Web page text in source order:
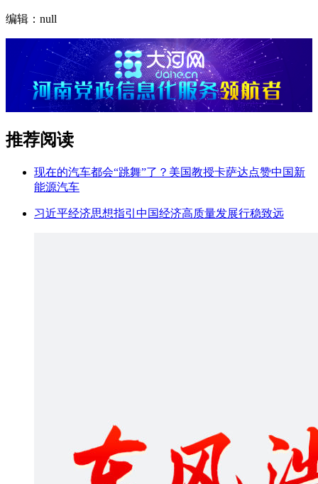
编辑：null
推荐阅读
现在的汽车都会“跳舞”了？美国教授卡萨达点赞中国新
能源汽车
习近平经济思想指引中国经济高质量发展行稳致远